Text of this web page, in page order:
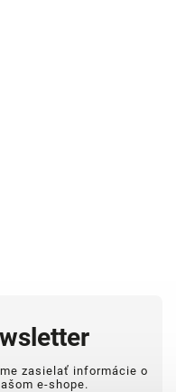
zasielať informácie o
e-shope.